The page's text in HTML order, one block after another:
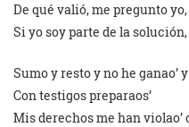
De qué valió, me pregunto
Si yo soy parte de la
Sumo y resto y no he ganao’
Con testigos preparaos’
Mis derechos me han violao’